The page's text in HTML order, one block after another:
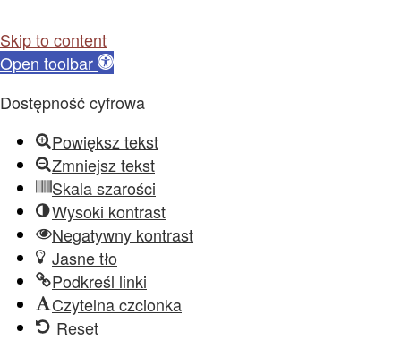
Skip to content
Open toolbar
Dostępność cyfrowa
Powiększ tekst
Zmniejsz tekst
Skala szarości
Wysoki kontrast
Negatywny kontrast
Jasne tło
Podkreśl linki
Czytelna czcionka
Reset